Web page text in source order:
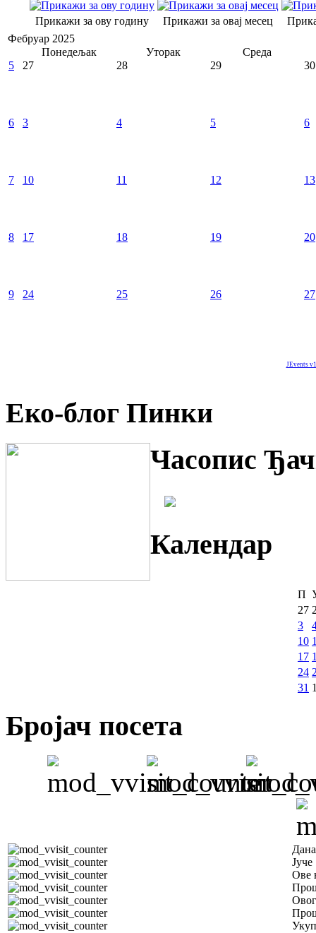
Прикажи за ову годину Прикажи за овај месец
Фебруар 2025
Понедељак
Уторак
Среда
5
27 28 29 30
6 3 4 5 6
7 10 11 12 13
8 17 18 19 20
9 24 25 26 27
JEvents
Еко-блог Пинки
Часопис
Календар
П
27
3
10
17
24
31
Бројач посета
Јуче
Ове